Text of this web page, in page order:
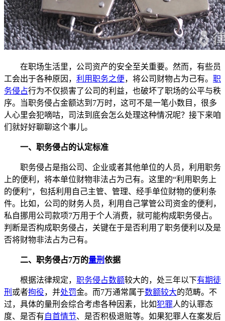
在职场生活里，公司资产的安全至关重要。然而，有些员
工会出于各种原因， 利用职务之便，将公司财物占为己有。 职
务侵占行为不仅损害了公司的利益，也破坏了职场的公平与秩
序。当职务侵占金额达到7万时，这可不是一笔小数目，很多
人心里会犯嘀咕，司法到底会怎么处理这种情况呢？接下来咱
们就好好聊聊这个事儿。
一、职务侵占的认定标准
职务侵占是指公司、企业或者其他单位的人员，利用职务
上的便利，将本单位财物非法占为己有。这里的“利用职务上
的便利”，包括利用自己主管、管理、经手单位财物的便利条
件。比如，公司的财务人员，利用自己掌管公司资金的便利，
私自挪用公司款项7万用于个人消费，就可能构成职务侵占。
判断是否构成职务侵占，关键在于是否利用了职务便利以及是
否将财物非法占为己有。
二、职务侵占7万的量刑 依据
根据法律规定， 职务侵占数额较大的，处三年以下有期徒
刑 或者拘役，并处罚金。而7万通常属于数额较大的范畴。不
过，具体的量刑会综合考虑各种因素，比如犯罪人的认罪态
度、是否有自首情节、是否积极退赃等。如果犯罪人在案发后